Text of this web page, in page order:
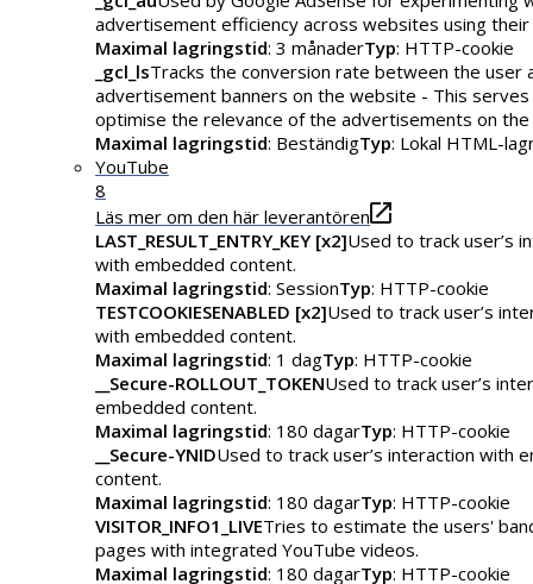
advertisement efficiency across websites using their
Maximal lagringstid: 3 månaderTyp: HTTP-cookie
_gcl_lsTracks the conversion rate between the user
advertisement banners on the website - This
optimise the relevance of the advertisements on
Maximal lagringstid: BeständigTyp: Lokal HTML-
YouTube
8
Läs mer om den här leverantören
LAST_RESULT_ENTRY_KEY [x2]Used to track user’s
with embedded content.
Maximal lagringstid: SessionTyp: HTTP-cookie
TESTCOOKIESENABLED [x2]Used to track user’s
with embedded content.
Maximal lagringstid: 1 dagTyp: HTTP-cookie
__Secure-ROLLOUT_TOKENUsed to track user’s
embedded content.
Maximal lagringstid: 180 dagarTyp: HTTP-cookie
__Secure-YNIDUsed to track user’s interaction with
content.
Maximal lagringstid: 180 dagarTyp: HTTP-cookie
VISITOR_INFO1_LIVETries to estimate the users'
pages with integrated YouTube videos.
Maximal lagringstid: 180 dagarTyp: HTTP-cookie